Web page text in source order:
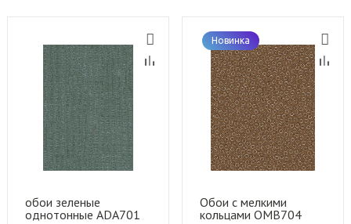
обои зеленые
однотонные ADA701
Новинка
Обои с мелкими
кольцами OMB704